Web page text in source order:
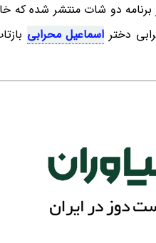
دو شات منتشر شده که
دختر اسماعیل محرابی